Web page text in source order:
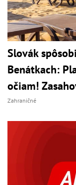
Slovák
Benátkach:
očiam!
Zahraničné